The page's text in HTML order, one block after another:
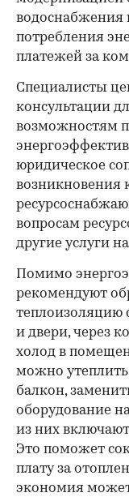
водоснабжения
потребления
платежей за
Специалисты
консультации
возможностям
юридическое
возникновения
вопросам
другие услуги
Помимо
рекомендуют
теплоизоляцию
и двери, через
холод в
можно
балкон,
оборудование
из них
Это поможет
плату за
экономия может